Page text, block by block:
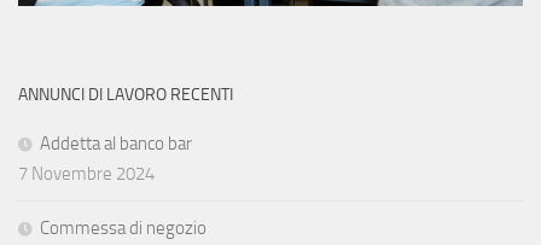
ANNUNCI DI LAVORO RECENTI
Addetta al banco bar
7 Novembre 2024
Commessa di negozio